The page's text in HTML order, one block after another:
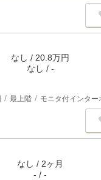
なし / 20.8万円
なし / -
最上階 モニタ付インター
なし / 2ヶ月
- / -